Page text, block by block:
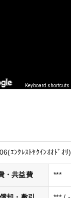
Keyboard shortcuts
ｴﾝｸﾚｽﾄﾔｸｲﾝｵｵﾄﾞｵﾘ)
・共益費 ***